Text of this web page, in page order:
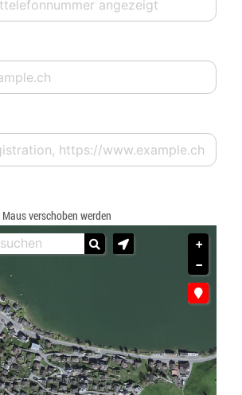
verschoben werden
+
−